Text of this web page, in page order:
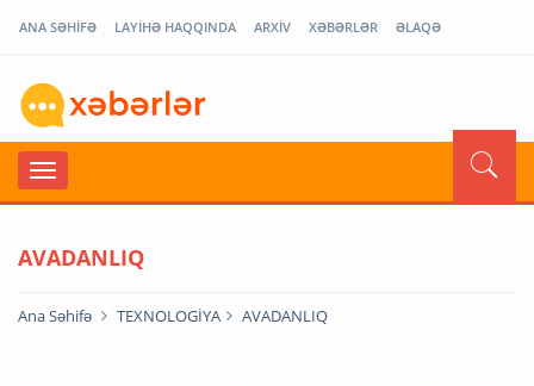
ANA SƏHİFƏ LAYİHƏ HAQQINDA ARXİV XƏBƏRLƏR ƏLAQƏ
AVADANLIQ
Ana Səhifə TEXNOLOGİYA AVADANLIQ